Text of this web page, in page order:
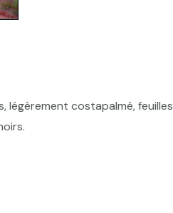
légèrement costapalmé, feuilles